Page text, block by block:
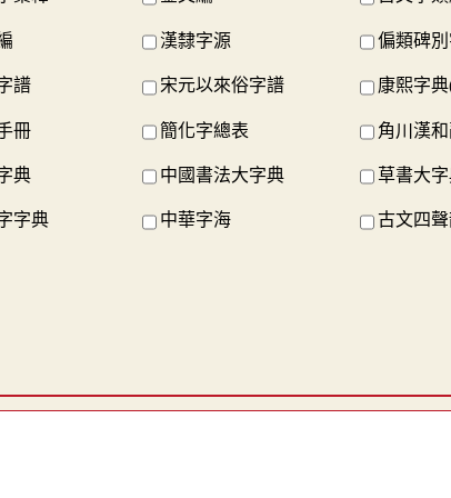
漢隸字源 偏類碑
譜 宋元以來俗字譜 康熙字
冊 簡化字總表 角川漢
典 中國書法大字典 草書大
字典 中華字海 古文四